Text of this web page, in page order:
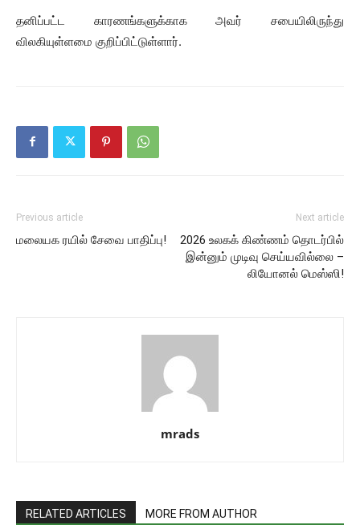
தனிப்பட்ட காரணங்களுக்காக அவர் சபையிலிருந்து
விலகியுள்ளமை குறிப்பிட்டுள்ளார்.
Previous article
மலையக ரயில் சேவை பாதிப்பு!
Next article
2026 உலகக் கிண்ணம் தொடர்பில்
இன்னும் முடிவு செய்யவில்லை –
லியோனல் மெஸ்ஸி!
mrads
RELATED ARTICLES MORE FROM AUTHOR